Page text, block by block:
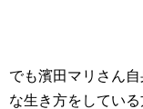
でも濱田マリさん
な生き方をしてい